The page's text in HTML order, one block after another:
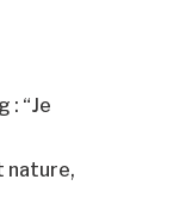
: “Je
nature,